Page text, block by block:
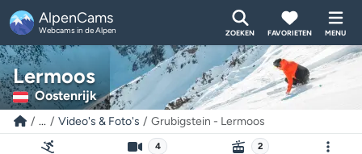
AlpenCams
Webcams in de Alpen ZOEKEN FAVORIETEN MENU
Lermoos
Oostenrijk
... Video's & Foto's Grubigstein - Lermoos
4 2